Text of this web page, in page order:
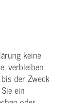
keine
verbleiben
der Zweck
ein